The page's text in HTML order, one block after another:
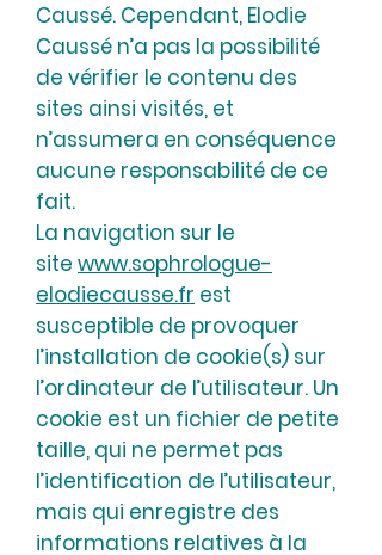
Caussé. Cependant, Elodie
Caussé n’a pas la possibilité
de vérifier le contenu des
sites ainsi visités, et
n’assumera en conséquence
aucune responsabilité de ce
fait.
La navigation sur le
site www.sophrologue-
elodiecausse.fr est
susceptible de provoquer
l’installation de cookie(s) sur
l’ordinateur de l’utilisateur. Un
cookie est un fichier de petite
taille, qui ne permet pas
l’identification de l’utilisateur,
mais qui enregistre des
informations relatives à la